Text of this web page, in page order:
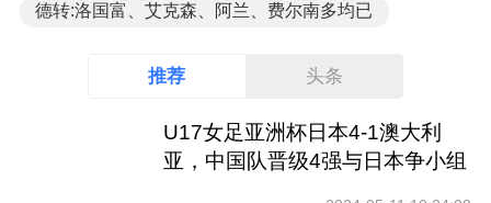
德转:洛国富、艾克森、阿兰、费尔南多均已
推荐 头条
U17女足亚洲杯日本4-1澳大利
亚，中国队晋级4强与日本争小组